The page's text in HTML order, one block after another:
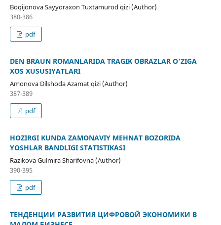
Boqijonova Sayyoraxon Tuxtamurod qizi (Author)
380-386
pdf
DEN BRAUN ROMANLARIDA TRAGIK OBRAZLAR O‘ZIGA
XOS XUSUSIYATLARI
Amonova Dilshoda Azamat qizi (Author)
387-389
pdf
HOZIRGI KUNDA ZAMONAVIY MEHNAT BOZORIDA
YOSHLAR BANDLIGI STATISTIKASI
Razikova Gulmira Sharifovna (Author)
390-395
pdf
ТЕНДЕНЦИИ РАЗВИТИЯ ЦИФРОВОЙ ЭКОНОМИКИ В